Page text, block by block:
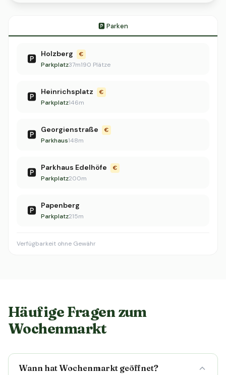
🅿️ Parken
🅿️ Holzberg €
Parkplatz37m190 Plätze
🅿️ Heinrichsplatz €
Parkplatz146m
🅿️ Georgienstraße €
Parkhaus148m
🅿️ Parkhaus Edelhöfe €
Parkplatz200m
🅿️ Papenberg
Parkplatz215m
Verfügbarkeit ohne Gewähr
Häufige Fragen zum
Wochenmarkt
Wann hat Wochenmarkt geöffnet?